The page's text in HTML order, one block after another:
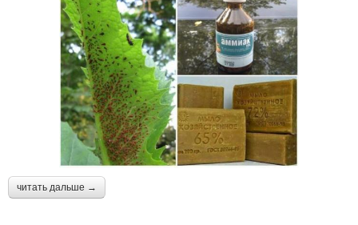
читать дальше →